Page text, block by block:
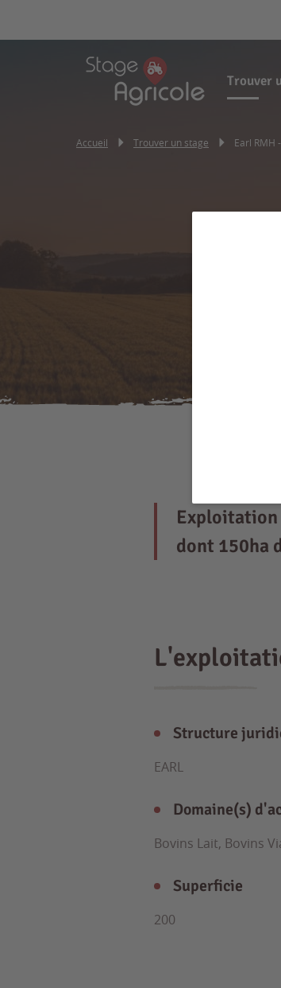
Trouver
Accueil Trouver un stage Earl RMH
Exploitation
dont 150ha
Structure
EARL
Domaine(s)
Bovins Lait, Bovins
Superficie
200